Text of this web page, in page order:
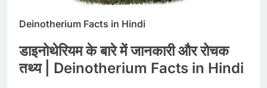
Deinotherium Facts in Hindi
डाइनोथेरियम के बारे में जानकारी और रोचक
तथ्य | Deinotherium Facts in Hindi